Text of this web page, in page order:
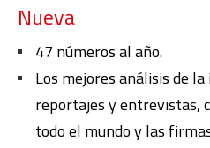
Nueva
47 números al año.
Los mejores análisis de
reportajes y entrevistas,
todo el mundo y las